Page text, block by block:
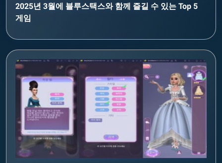
2025년 3월에 블루스택스와 함께 즐길 수 있는 Top 5
게임